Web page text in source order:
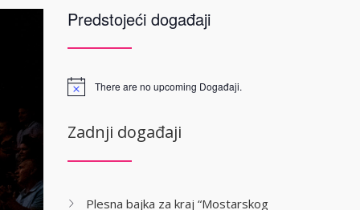
Predstojeći događaji
There are no upcoming Događaji.
Zadnji događaji
Plesna bajka za kraj “Mostarskog